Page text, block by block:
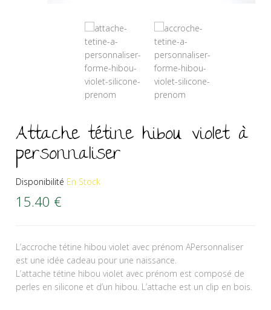
Attache tétine hibou violet à
personnaliser
Disponibilité En Stock
15.40 €
L’accroche tétine hibou violet avec prénom APersonnaliser
est une idée cadeau pour une naissance.
L’attache tétine hibou violet avec prénom est composé de
perles en silicone et d’un hibou. L’attache est un clip en bois.